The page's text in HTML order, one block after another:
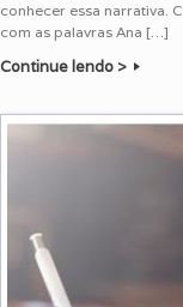
conhecer essa narrativa.
com as palavras Ana […]
Continue lendo >